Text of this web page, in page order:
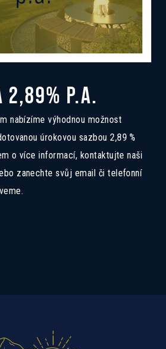
2,89% P.A.
nabízíme výhodnou možnost
úrokovou sazbou 2,89 %
o více informací, kontaktujte naši
zanechte svůj email či telefonní